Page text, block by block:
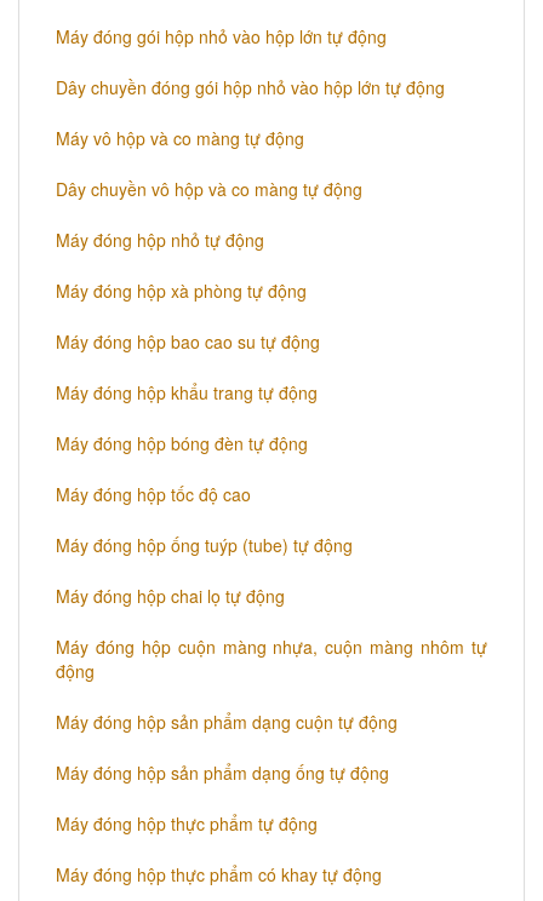
Máy đóng gói hộp nhỏ vào hộp lớn tự động
Dây chuyền đóng gói hộp nhỏ vào hộp lớn tự động
Máy vô hộp và co màng tự động
Dây chuyền vô hộp và co màng tự động
Máy đóng hộp nhỏ tự động
Máy đóng hộp xà phòng tự động
Máy đóng hộp bao cao su tự động
Máy đóng hộp khẩu trang tự động
Máy đóng hộp bóng đèn tự động
Máy đóng hộp tốc độ cao
Máy đóng hộp ống tuýp (tube) tự động
Máy đóng hộp chai lọ tự động
Máy đóng hộp cuộn màng nhựa, cuộn màng nhôm tự
động
Máy đóng hộp sản phẩm dạng cuộn tự động
Máy đóng hộp sản phẩm dạng ống tự động
Máy đóng hộp thực phẩm tự động
Máy đóng hộp thực phẩm có khay tự động